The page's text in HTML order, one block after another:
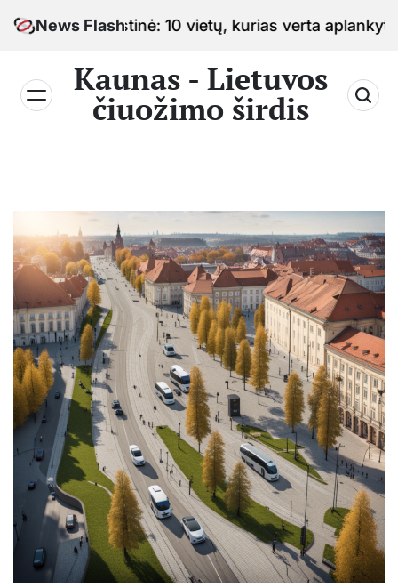
News Flash
sostinė: 10 vietų, kurias verta aplankyti
Kaunas - Lietuvos
čiuožimo širdis